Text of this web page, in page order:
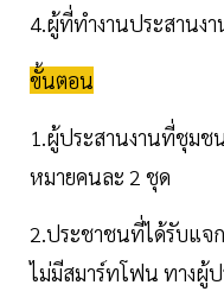
4.ผู้ที่ทำงานประสานง
ขั้นตอน
1.ผู้ประสานงานที่ชุมช
หมายคนละ 2 ชุด
2.ประชาชนที่ได้รับแจ
ไม่มีสมาร์ทโฟน ทางผู้